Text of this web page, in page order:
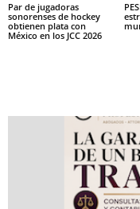
Par de jugadoras
sonorenses de hockey
obtienen plata con
México en los JCC 2026